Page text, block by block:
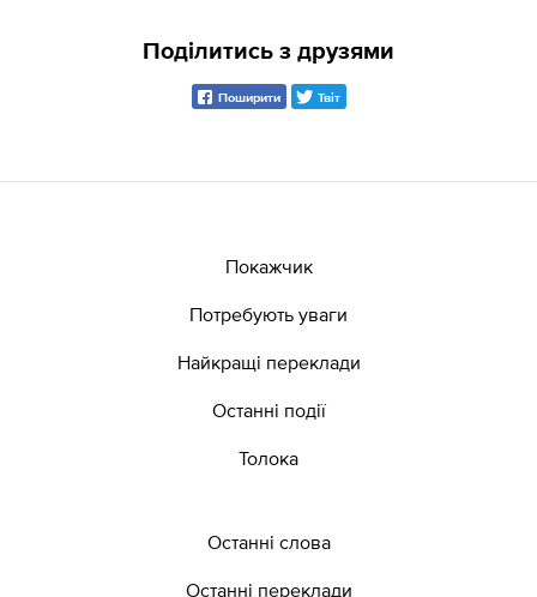
Поділитись з друзями
Поширити Твіт
Покажчик
Потребують уваги
Найкращі переклади
Останні події
Толока
Останні слова
Останні переклади